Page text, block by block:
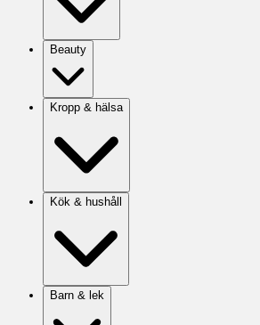
Beauty
Kropp & hälsa
Kök & hushåll
Barn & lek